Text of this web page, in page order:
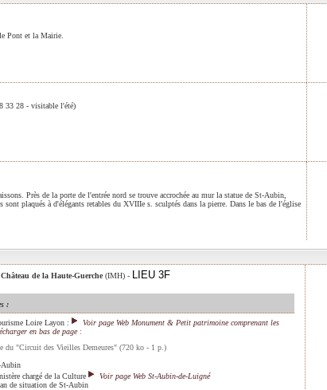
Pont et la Mairie.
33 28 - visitable l'été)
Près de la porte de l'entrée nord se trouve accrochée au mur la statue de St-Aubin,
sont plaqués à d'élégants retables du XVIIIe s. sculptés dans la pierre. Dans le bas de l'église
de la Haute-Guerche (IMH) - LIEU 3F
:
Loire Layon :
Voir page Web Monument & Petit patrimoine comprenant les
en bas de page :
du "Circuit des Vieilles Demeures" (720 ko - 1 p.)
Aubin
chargé de la Culture
Voir page Web St-Aubin-de-Luigné
de situation de St-Aubin